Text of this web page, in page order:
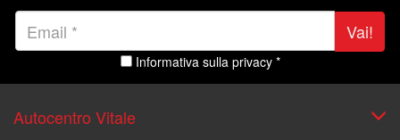
Vai!
Informativa sulla privacy *
Autocentro Vitale